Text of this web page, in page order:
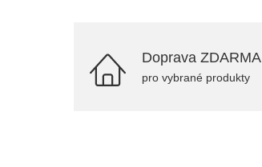
Doprava ZDARMA
pro vybrané produkty